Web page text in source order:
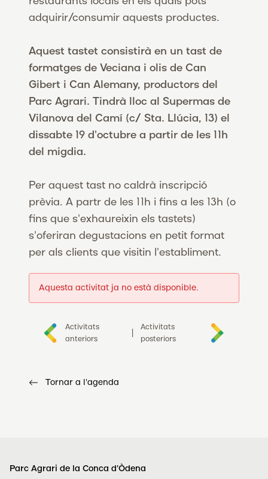
Activitats
anteriors
Activitats
posteriors
Tornar a l'agenda
Aquesta activitat ja no està disponible.
adquirir/consumir aquests productes.
Aquest tastet consistirà en un tast de
formatges de Veciana i olis de Can
Gibert i Can Alemany, productors del
Parc Agrari. Tindrà lloc al Supermas de
Vilanova del Camí (c/ Sta. Llúcia, 13) el
dissabte 19 d'octubre a partir de les 11h
del migdia.
Per aquest tast no caldrà inscripció
prèvia. A partr de les 11h i fins a les 13h (o
fins que s'exhaureixin els tastets)
s'oferiran degustacions en petit format
per als clients que visitin l'establiment.
Parc Agrari de la Conca d'Òdena